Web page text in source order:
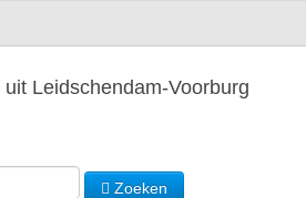
Leidschendam-Voorburg
Zoeken